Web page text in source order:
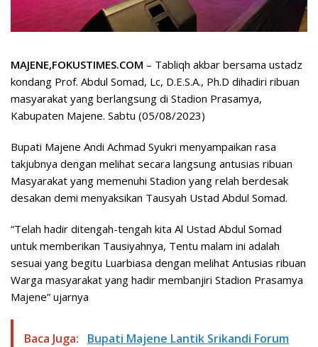
MAJENE,FOKUSTIMES.COM – Tabliqh akbar bersama ustadz
kondang Prof. Abdul Somad, Lc, D.E.S.A., Ph.D dihadiri ribuan
masyarakat yang berlangsung di Stadion Prasamya,
Kabupaten Majene. Sabtu (05/08/2023)
Bupati Majene Andi Achmad Syukri menyampaikan rasa
takjubnya dengan melihat secara langsung antusias ribuan
Masyarakat yang memenuhi Stadion yang relah berdesak
desakan demi menyaksikan Tausyah Ustad Abdul Somad.
“Telah hadir ditengah-tengah kita Al Ustad Abdul Somad
untuk memberikan Tausiyahnya, Tentu malam ini adalah
sesuai yang begitu Luarbiasa dengan melihat Antusias ribuan
Warga masyarakat yang hadir membanjiri Stadion Prasamya
Majene” ujarnya
Baca Juga:
Bupati Majene Lantik Srikandi Forum